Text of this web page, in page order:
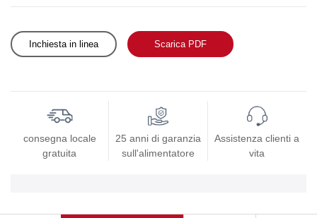
Inchiesta in linea Scarica PDF
consegna locale
gratuita
25 anni di garanzia
sull'alimentatore
Assistenza clienti a
vita